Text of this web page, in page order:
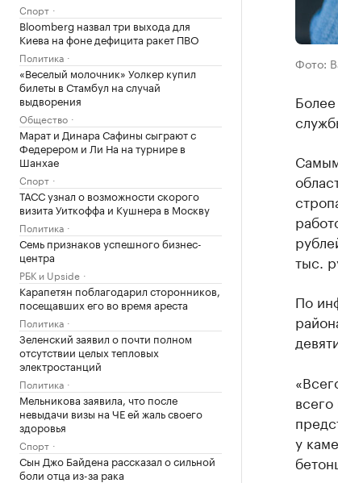
Спорт
Bloomberg назвал три выхода для
Киева на фоне дефицита ракет ПВО
Политика
«Веселый молочник» Уолкер купил
билеты в Стамбул на случай
выдворения
Общество
Марат и Динара Сафины сыграют с
Федерером и Ли На на турнире в
Шанхае
Спорт
ТАСС узнал о возможности скорого
визита Уиткоффа и Кушнера в Москву
Политика
Семь признаков успешного бизнес-
центра
РБК и Upside
Карапетян поблагодарил сторонников,
посещавших его во время ареста
Политика
Зеленский заявил о почти полном
отсутствии целых тепловых
электростанций
Политика
Мельникова заявила, что после
невыдачи визы на ЧЕ ей жаль своего
здоровья
Спорт
Сын Джо Байдена рассказал о сильной
боли отца из-за рака
Фото:
тыс.
По
у